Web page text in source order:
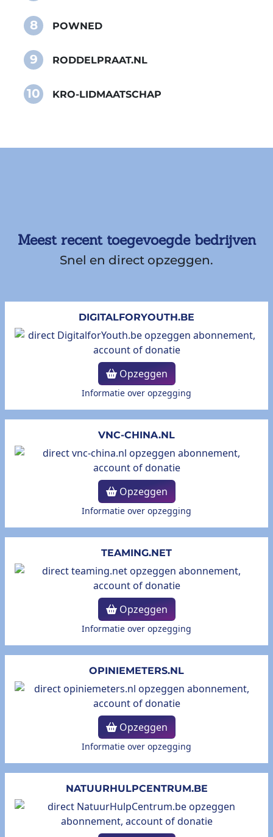
8 POWNED
9 RODDELPRAAT.NL
10 KRO-LIDMAATSCHAP
Meest recent toegevoegde bedrijven
Snel en direct opzeggen.
DIGITALFORYOUTH.BE
Opzeggen
Informatie over opzegging
VNC-CHINA.NL
Opzeggen
Informatie over opzegging
TEAMING.NET
Opzeggen
Informatie over opzegging
OPINIEMETERS.NL
Opzeggen
Informatie over opzegging
NATUURHULPCENTRUM.BE